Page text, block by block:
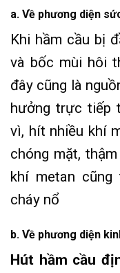
a. Về phương diện
Khi hầm cầu bị
và bốc mùi hôi
đây cũng là
hưởng trực tiếp
vì, hít nhiều khí
chóng mặt,
khí metan
cháy nổ
b. Về phương diện
Hút hầm cầu